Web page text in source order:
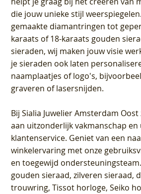
die jouw unieke stijl
gemaakte diamantringen tot
karaats of 18-karaats gouden
sieraden, wij maken jouw visie
je sieraden ook laten
naamplaatjes of logo's,
graveren of lasersnijden.
BijSialia Juwelier Amsterdam Oost
aan uitzonderlijk vakmanschap
klantenservice. Geniet van een
winkelervaring met onze
en toegewijd
gouden sieraad, zilveren sieraad,
trouwring, Tissot horloge, Seiko